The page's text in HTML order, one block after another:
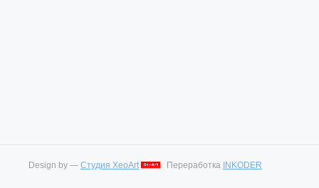
Design by — Студия XeoArt Переработка INKODER